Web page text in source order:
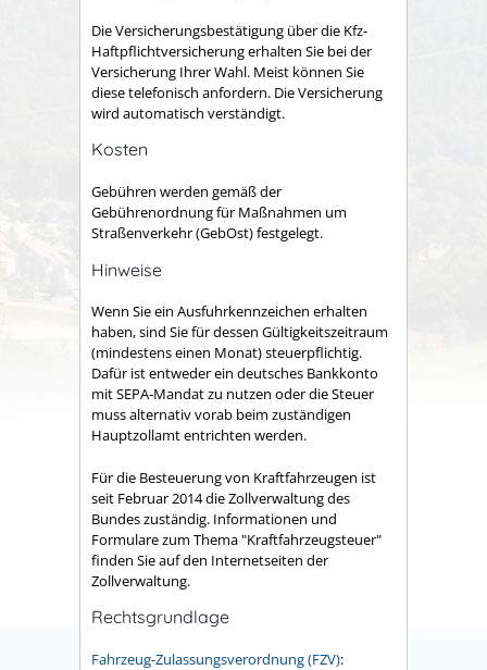
Die Versicherungsbestätigung über die Kfz-
Haftpflichtversicherung erhalten Sie bei der
Versicherung Ihrer Wahl. Meist können Sie
diese telefonisch anfordern. Die Versicherung
wird automatisch verständigt.
Kosten
Gebühren werden gemäß der
Gebührenordnung für Maßnahmen um
Straßenverkehr (GebOst) festgelegt.
Hinweise
Wenn Sie ein Ausfuhrkennzeichen erhalten
haben, sind Sie für dessen Gültigkeitszeitraum
(mindestens einen Monat) steuerpflichtig.
Dafür ist entwederein deutsches Bankkonto
mit SEPA-Mandat zu nutzen oder die Steuer
muss alternativ vorab beim zuständigen
Hauptzollamt entrichten werden.
Für die Besteuerung von Kraftfahrzeugen ist
seit Februar 2014 die Zollverwaltung des
Bundes zuständig. Informationen und
Formulare zum Thema "Kraftfahrzeugsteuer"
finden Sie auf den Internetseiten der
Zollverwaltung.
Rechtsgrundlage
Fahrzeug-Zulassungsverordnung (FZV):